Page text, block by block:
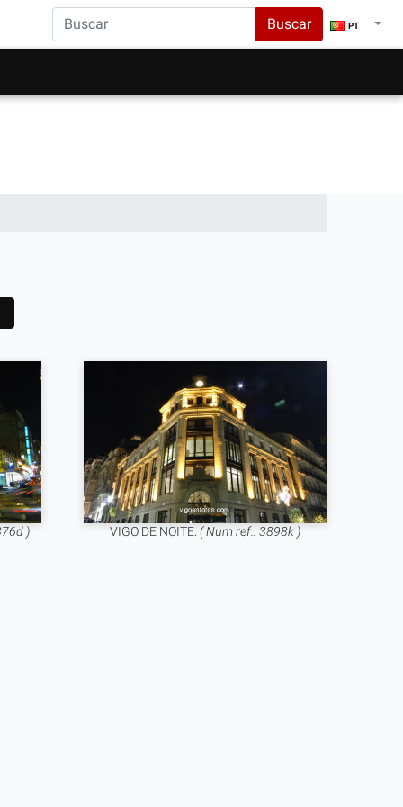
Buscar PT
) VIGO DE NOITE. ( Num ref.: 3898k )